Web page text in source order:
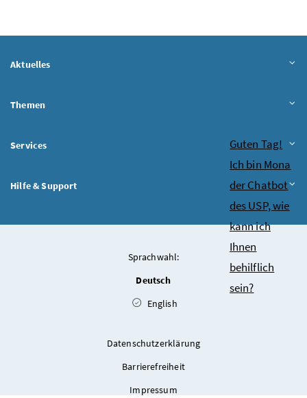
Aktuelles
Themen
Services
Hilfe & Support
Sprachwahl:
Deutsch
English
Datenschutzerklärung
Barrierefreiheit
Impressum
Chatbot
Guten Tag!
Ich bin Mona
der Chatbot
des USP, wie
kann ich
Ihnen
behilflich
sein?